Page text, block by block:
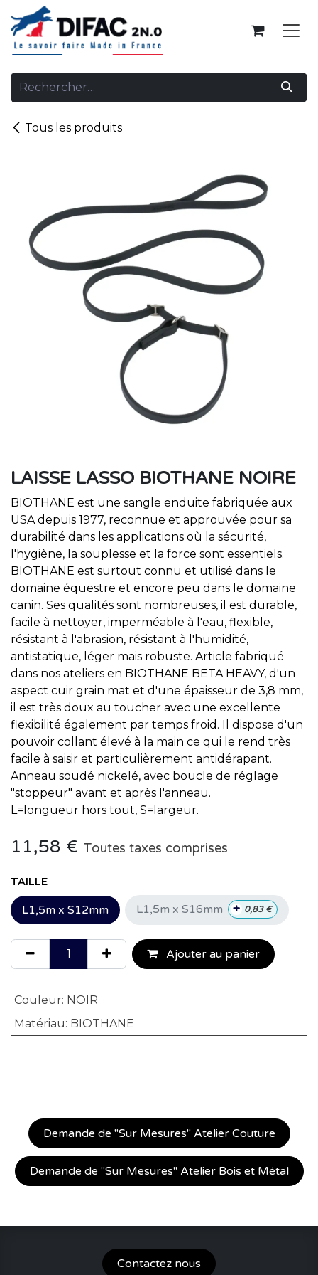
Se rendre au contenu
Tous les produits
LAISSE LASSO BIOTHANE NOIRE
BIOTHANE est une sangle enduite fabriquée aux
USA depuis 1977, reconnue et approuvée pour sa
durabilité dans les applications où la sécurité,
l'hygiène, la souplesse et la force sont essentiels.
BIOTHANE est surtout connu et utilisé dans le
domaine équestre et encore peu dans le domaine
canin. Ses qualités sont nombreuses, il est durable,
facile à nettoyer, imperméable à l'eau, flexible,
résistant à l'abrasion, résistant à l'humidité,
antistatique, léger mais robuste. Article fabriqué
dans nos ateliers en BIOTHANE BETA HEAVY, d'un
aspect cuir grain mat et d'une épaisseur de 3,8 mm,
il est très doux au toucher avec une excellente
flexibilité également par temps froid. Il dispose d'un
pouvoir collant élevé à la main ce qui le rend très
facile à saisir et particulièrement antidérapant.
Anneau soudé nickelé, avec boucle de réglage
"stoppeur" avant et après l'anneau.
L=longueur hors tout, S=largeur.
11,58 € Toutes taxes comprises
TAILLE
L1,5m x S12mm L1,5m x S16mm + 0,83€
Ajouter au panier
Couleur: NOIR
Matériau: BIOTHANE
Demande de "Sur Mesures" Atelier Couture
Demande de "Sur Mesures" Atelier Bois et Métal
Contactez nous